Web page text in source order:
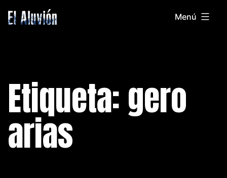
Saltar
El
Menú
Etiqueta:gero
arias